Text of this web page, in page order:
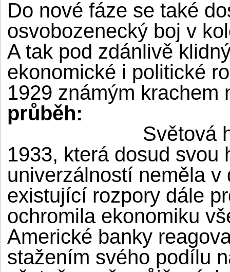
Do nové fáze se také
osvobozenecký boj v
A tak pod zdánlivě
ekonomické i politické
1929 známým krachem
průběh:
Světová
1933, která dosud svou
univerzálností neměla v
existující rozpory dále
ochromila ekonomiku
Americké banky
stažením svého podílu